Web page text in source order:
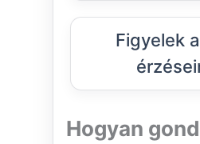
Figyelek
Hogyan